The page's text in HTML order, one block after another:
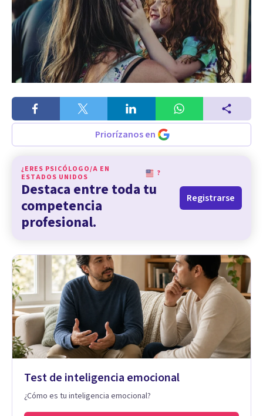
Priorízanos en
¿ERES PSICÓLOGO/A EN
ESTADOS UNIDOS
?
Destaca entre toda tu
competencia
profesional.
Registrarse
Test de inteligencia emocional
¿Cómo es tu inteligencia emocional?